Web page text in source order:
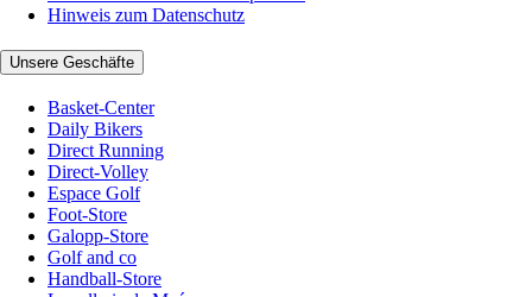
Hinweis zum Datenschutz
Unsere Geschäfte
Basket-Center
Daily Bikers
Direct Running
Direct-Volley
Espace Golf
Foot-Store
Galopp-Store
Golf and co
Handball-Store